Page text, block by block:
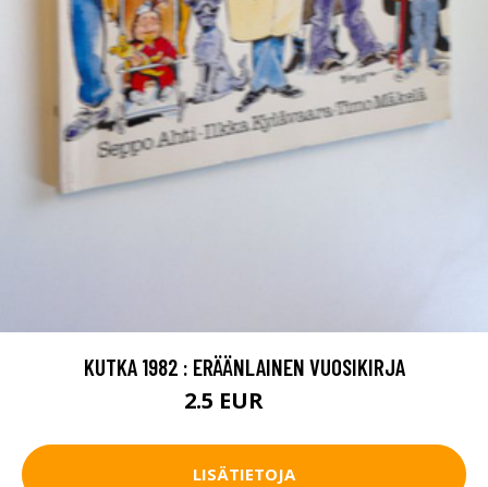
KUTKA 1982 : ERÄÄNLAINEN VUOSIKIRJA
2.5 EUR
LISÄTIETOJA